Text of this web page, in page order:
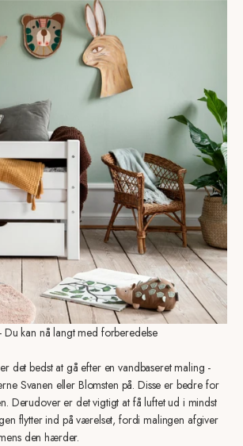
kan nå langt med forberedelse
det bedst at gå efter en vandbaseret maling -
Svanen eller Blomsten på. Disse er bedre for
Derudover er det vigtigt at få luftet ud i mindst
flytter ind på værelset, fordi malingen afgiver
den hærder.